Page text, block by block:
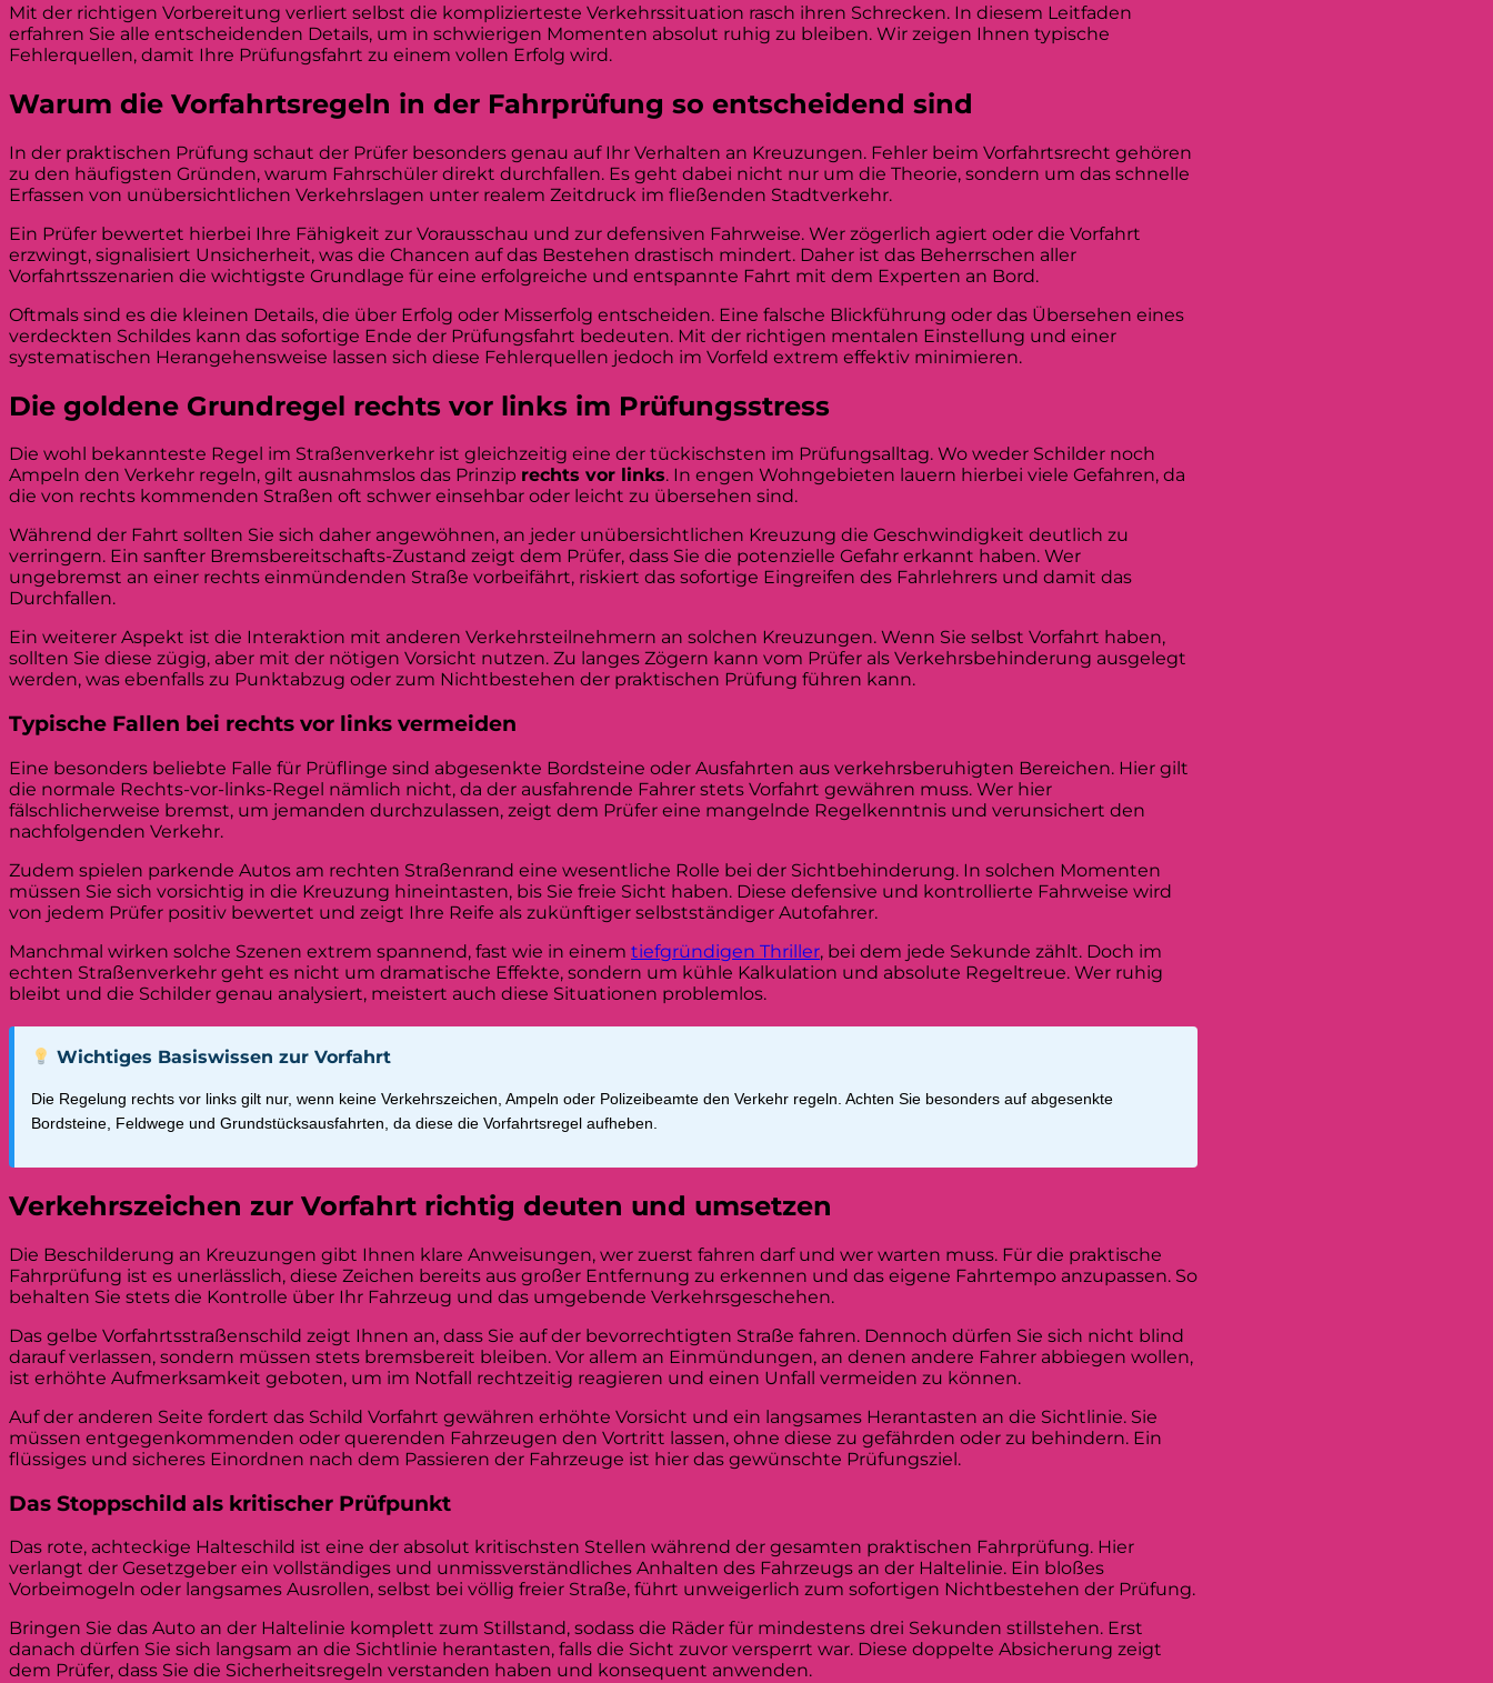
Mit der richtigen Vorbereitung verliert selbst die komplizierteste Verkehrssituation rasch ihren Schrecken. In diesem Leitfaden
erfahren Sie alle entscheidenden Details, um in schwierigen Momenten absolut ruhig zu bleiben. Wir zeigen Ihnen typische
Fehlerquellen, damit Ihre Prüfungsfahrt zu einem vollen Erfolg wird.
Warum die Vorfahrtsregeln in der Fahrprüfung so entscheidend sind
In der praktischen Prüfung schaut der Prüfer besonders genau auf Ihr Verhalten an Kreuzungen. Fehler beim Vorfahrtsrecht gehören
zu den häufigsten Gründen, warum Fahrschüler direkt durchfallen. Es geht dabei nicht nur um die Theorie, sondern um das schnelle
Erfassen von unübersichtlichen Verkehrslagen unter realem Zeitdruck im fließenden Stadtverkehr.
Ein Prüfer bewertet hierbei Ihre Fähigkeit zur Vorausschau und zur defensiven Fahrweise. Wer zögerlich agiert oder die Vorfahrt
erzwingt, signalisiert Unsicherheit, was die Chancen auf das Bestehen drastisch mindert. Daher ist das Beherrschen aller
Vorfahrtsszenarien die wichtigste Grundlage für eine erfolgreiche und entspannte Fahrt mit dem Experten an Bord.
Oftmals sind es die kleinen Details, die über Erfolg oder Misserfolg entscheiden. Eine falsche Blickführung oder das Übersehen eines
verdeckten Schildes kann das sofortige Ende der Prüfungsfahrt bedeuten. Mit der richtigen mentalen Einstellung und einer
systematischen Herangehensweise lassen sich diese Fehlerquellen jedoch im Vorfeld extrem effektiv minimieren.
Die goldene Grundregel rechts vor links im Prüfungsstress
Die wohl bekannteste Regel im Straßenverkehr ist gleichzeitig eine der tückischsten im Prüfungsalltag. Wo weder Schilder noch
Ampeln den Verkehr regeln, gilt ausnahmslos das Prinzip rechts vor links. In engen Wohngebieten lauern hierbei viele Gefahren, da
die von rechts kommenden Straßen oft schwer einsehbar oder leicht zu übersehen sind.
Während der Fahrt sollten Sie sich daher angewöhnen, an jeder unübersichtlichen Kreuzung die Geschwindigkeit deutlich zu
verringern. Ein sanfter Bremsbereitschafts-Zustand zeigt dem Prüfer, dass Sie die potenzielle Gefahr erkannt haben. Wer
ungebremst an einer rechts einmündenden Straße vorbeifährt, riskiert das sofortige Eingreifen des Fahrlehrers und damit das
Durchfallen.
Ein weiterer Aspekt ist die Interaktion mit anderen Verkehrsteilnehmern an solchen Kreuzungen. Wenn Sie selbst Vorfahrt haben,
sollten Sie diese zügig, aber mit der nötigen Vorsicht nutzen. Zu langes Zögern kann vom Prüfer als Verkehrsbehinderung ausgelegt
werden, was ebenfalls zu Punktabzug oder zum Nichtbestehen der praktischen Prüfung führen kann.
Typische Fallen bei rechts vor links vermeiden
Eine besonders beliebte Falle für Prüflinge sind abgesenkte Bordsteine oder Ausfahrten aus verkehrsberuhigten Bereichen. Hier gilt
die normale Rechts-vor-links-Regel nämlich nicht, da der ausfahrende Fahrer stets Vorfahrt gewähren muss. Wer hier
fälschlicherweise bremst, um jemanden durchzulassen, zeigt dem Prüfer eine mangelnde Regelkenntnis und verunsichert den
nachfolgenden Verkehr.
Zudem spielen parkende Autos am rechten Straßenrand eine wesentliche Rolle bei der Sichtbehinderung. In solchen Momenten
müssen Sie sich vorsichtig in die Kreuzung hineintasten, bis Sie freie Sicht haben. Diese defensive und kontrollierte Fahrweise wird
von jedem Prüfer positiv bewertet und zeigt Ihre Reife als zukünftiger selbstständiger Autofahrer.
Manchmal wirken solche Szenen extrem spannend, fast wie in einem tiefgründigen Thriller, bei dem jede Sekunde zählt. Doch im
echten Straßenverkehr geht es nicht um dramatische Effekte, sondern um kühle Kalkulation und absolute Regeltreue. Wer ruhig
bleibt und die Schilder genau analysiert, meistert auch diese Situationen problemlos.
Wichtiges Basiswissen zur Vorfahrt
Die Regelung rechts vor links gilt nur, wenn keine Verkehrszeichen, Ampeln oder Polizeibeamte den Verkehr regeln. Achten Sie besonders auf abgesenkte
Bordsteine, Feldwege und Grundstücksausfahrten, da diese die Vorfahrtsregel aufheben.
Verkehrszeichen zur Vorfahrt richtig deuten und umsetzen
Die Beschilderung an Kreuzungen gibt Ihnen klare Anweisungen, wer zuerst fahren darf und wer warten muss. Für die praktische
Fahrprüfung ist es unerlässlich, diese Zeichen bereits aus großer Entfernung zu erkennen und das eigene Fahrtempo anzupassen. So
behalten Sie stets die Kontrolle über Ihr Fahrzeug und das umgebende Verkehrsgeschehen.
Das gelbe Vorfahrtsstraßenschild zeigt Ihnen an, dass Sie auf der bevorrechtigten Straße fahren. Dennoch dürfen Sie sich nicht blind
darauf verlassen, sondern müssen stets bremsbereit bleiben. Vor allem an Einmündungen, an denen andere Fahrer abbiegen wollen,
ist erhöhte Aufmerksamkeit geboten, um im Notfall rechtzeitig reagieren und einen Unfall vermeiden zu können.
Auf der anderen Seite fordert das Schild Vorfahrt gewähren erhöhte Vorsicht und ein langsames Herantasten an die Sichtlinie. Sie
müssen entgegenkommenden oder querenden Fahrzeugen den Vortritt lassen, ohne diese zu gefährden oder zu behindern. Ein
flüssiges und sicheres Einordnen nach dem Passieren der Fahrzeuge ist hier das gewünschte Prüfungsziel.
Das Stoppschild als kritischer Prüfpunkt
Das rote, achteckige Halteschild ist eine der absolut kritischsten Stellen während der gesamten praktischen Fahrprüfung. Hier
verlangt der Gesetzgeber ein vollständiges und unmissverständliches Anhalten des Fahrzeugs an der Haltelinie. Ein bloßes
Vorbeimogeln oder langsames Ausrollen, selbst bei völlig freier Straße, führt unweigerlich zum sofortigen Nichtbestehen der Prüfung.
Bringen Sie das Auto an der Haltelinie komplett zum Stillstand, sodass die Räder für mindestens drei Sekunden stillstehen. Erst
danach dürfen Sie sich langsam an die Sichtlinie herantasten, falls die Sicht zuvor versperrt war. Diese doppelte Absicherung zeigt
dem Prüfer, dass Sie die Sicherheitsregeln verstanden haben und konsequent anwenden.